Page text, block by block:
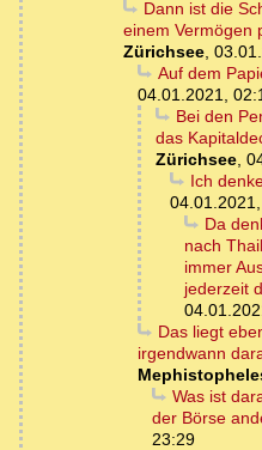
Dann ist die
einem Vermögen
Zürichsee,
Auf dem
04.01.2021,
Bei den
das
Zürichsee,
Ich
Da
nach
immer
jederzeit
Das liegt
irgendwann
Was ist
der Börse
23:29